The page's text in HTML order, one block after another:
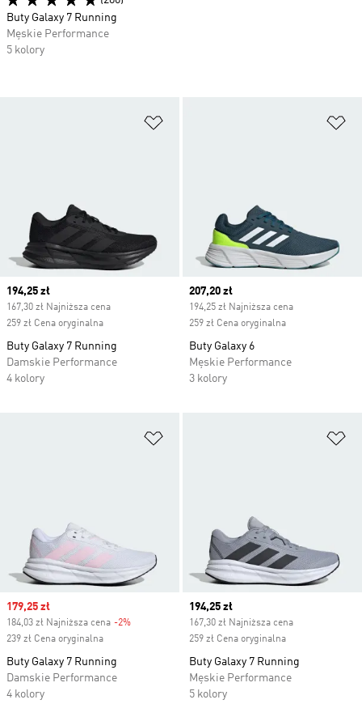
Current price
194,25 zł
167,30 zł Najniższa cena
259 zł Cena oryginalna
Buty Galaxy 7 Running
Damskie Performance
4 kolory
Current price
207,20 zł
194,25 zł Najniższa cena
259 zł Cena oryginalna
Buty Galaxy 6
Męskie Performance
3 kolory
Sale price
179,25 zł
184,03 zł Najniższa cena -2%
239 zł Cena oryginalna
Buty Galaxy 7 Running
Damskie Performance
4 kolory
Current price
194,25 zł
167,30 zł Najniższa cena
259 zł Cena oryginalna
Buty Galaxy 7 Running
Męskie Performance
5 kolory
Buty Galaxy 7 Running
Męskie Performance
5 kolory